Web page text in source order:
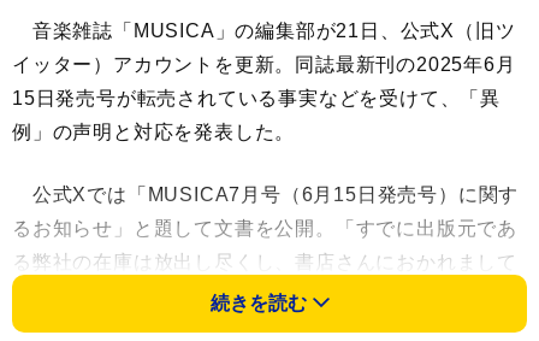
音楽雑誌「MUSICA」の編集部が21日、公式X（旧ツ
イッター）アカウントを更新。同誌最新刊の2025年6月
15日発売号が転売されている事実などを受けて、「異
例」の声明と対応を発表した。
公式Xでは「MUSICA7月号（6月15日発売号）に関す
るお知らせ」と題して文書を公開。「すでに出版元であ
る弊社の在庫は放出し尽くし、書店さんにおかれまして
も完売店が多く出ております」とし、「それに伴い、現
在、フリマサイトなどで高額転売が行われている状況が
続きを読む